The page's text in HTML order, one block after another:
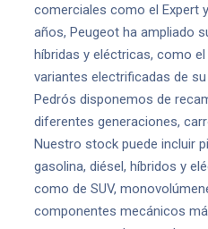
comerciales como el Expert
años, Peugeot ha ampliado
híbridas y eléctricas, como
variantes electrificadas de
Pedrós disponemos de
diferentes generaciones,
Nuestro stock puede incluir
gasolina, diésel, híbridos y
como de SUV,
componentes mecánicos